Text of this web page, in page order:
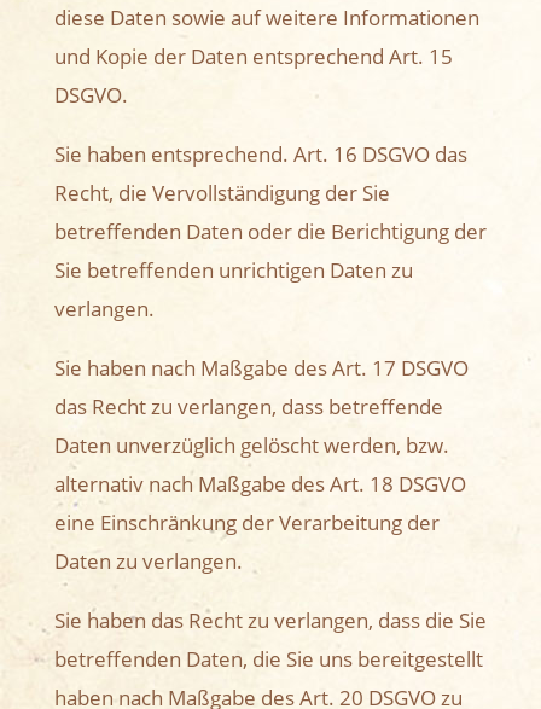
diese Daten sowie auf weitere Informationen
und Kopie der Daten entsprechend Art. 15
DSGVO.
Sie haben entsprechend. Art. 16 DSGVO das
Recht, die Vervollständigung der Sie
betreffenden Daten oder die Berichtigung der
Sie betreffenden unrichtigen Daten zu
verlangen.
Sie haben nach Maßgabe des Art. 17 DSGVO
das Recht zu verlangen, dass betreffende
Daten unverzüglich gelöscht werden, bzw.
alternativ nach Maßgabe des Art. 18 DSGVO
eine Einschränkung der Verarbeitung der
Daten zu verlangen.
Sie haben das Recht zu verlangen, dass die Sie
betreffenden Daten, die Sie uns bereitgestellt
haben nach Maßgabe des Art. 20 DSGVO zu